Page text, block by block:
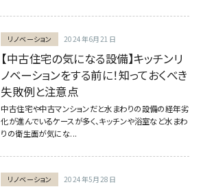
リノベーション 2024年6月21日
【中古住宅の気になる設備】キッチンリ
ノベーションをする前に！知っておくべき
失敗例と注意点
中古住宅や中古マンションだと水まわりの設備の経年劣
化が進んでいるケースが多く、キッチンや浴室など水まわ
りの衛生面が気にな...
リノベーション 2024年5月28日